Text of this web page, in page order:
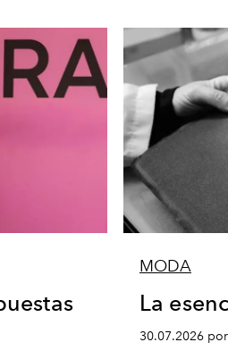
MODA
La
30.07.2026